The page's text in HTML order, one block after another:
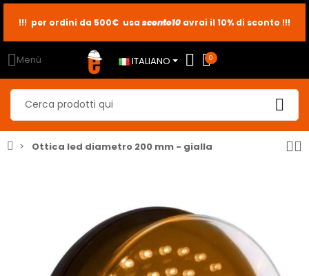
sconto2
sconto5
sconto10
Menù ITALIANO 0
Ottica led diametro 200 mm - gialla